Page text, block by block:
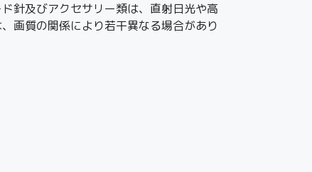
針及びアクセサリー類は、直射日光や高
画質の関係により若干異なる場合があり